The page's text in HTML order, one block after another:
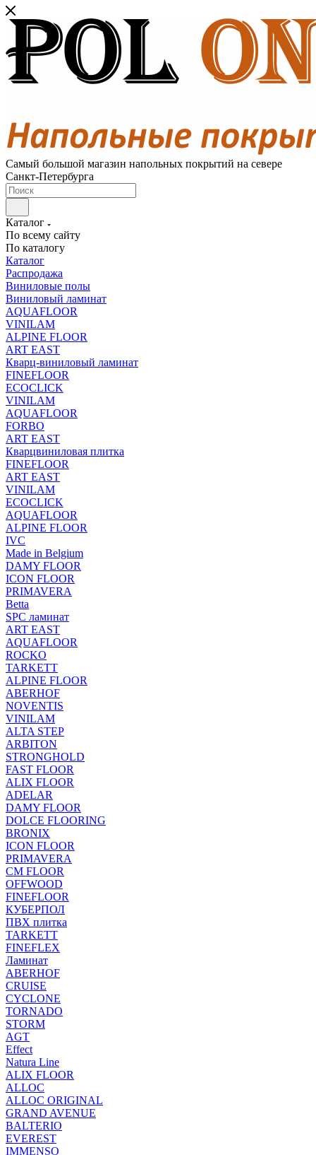
Самый большой магазин напольных покрытий на севере
Санкт-Петербурга
Каталог
По всему сайту
По каталогу
Каталог
Распродажа
Виниловые полы
Виниловый ламинат
AQUAFLOOR
VINILAM
ALPINE FLOOR
ART EAST
Кварц-виниловый ламинат
FINEFLOOR
ECOCLICK
VINILAM
AQUAFLOOR
FORBO
ART EAST
Кварцвиниловая плитка
FINEFLOOR
ART EAST
VINILAM
ECOCLICK
AQUAFLOOR
ALPINE FLOOR
IVC
Made in Belgium
DAMY FLOOR
ICON FLOOR
PRIMAVERA
Betta
SPC ламинат
ART EAST
AQUAFLOOR
ROCKO
TARKETT
ALPINE FLOOR
ABERHOF
NOVENTIS
VINILAM
ALTA STEP
ARBITON
STRONGHOLD
FAST FLOOR
ALIX FLOOR
ADELAR
DAMY FLOOR
DOLCE FLOORING
BRONIX
ICON FLOOR
PRIMAVERA
CM FLOOR
OFFWOOD
FINEFLOOR
КУБЕРПОЛ
ПВХ плитка
TARKETT
FINEFLEX
Ламинат
ABERHOF
CRUISE
CYCLONE
TORNADO
STORM
AGT
Effect
Natura Line
ALIX FLOOR
ALLOC
ALLOC ORIGINAL
GRAND AVENUE
BALTERIO
EVEREST
IMMENSO